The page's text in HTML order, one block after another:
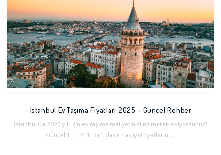
İstanbul Ev Taşıma Fiyatları 2025 – Güncel Rehber
İstanbul'da 2025 yılı için ev taşıma maliyetinizi mi merak ediyorsunuz?
Güncel 1+1, 2+1, 3+1 daire nakliyat fiyatlarını,...